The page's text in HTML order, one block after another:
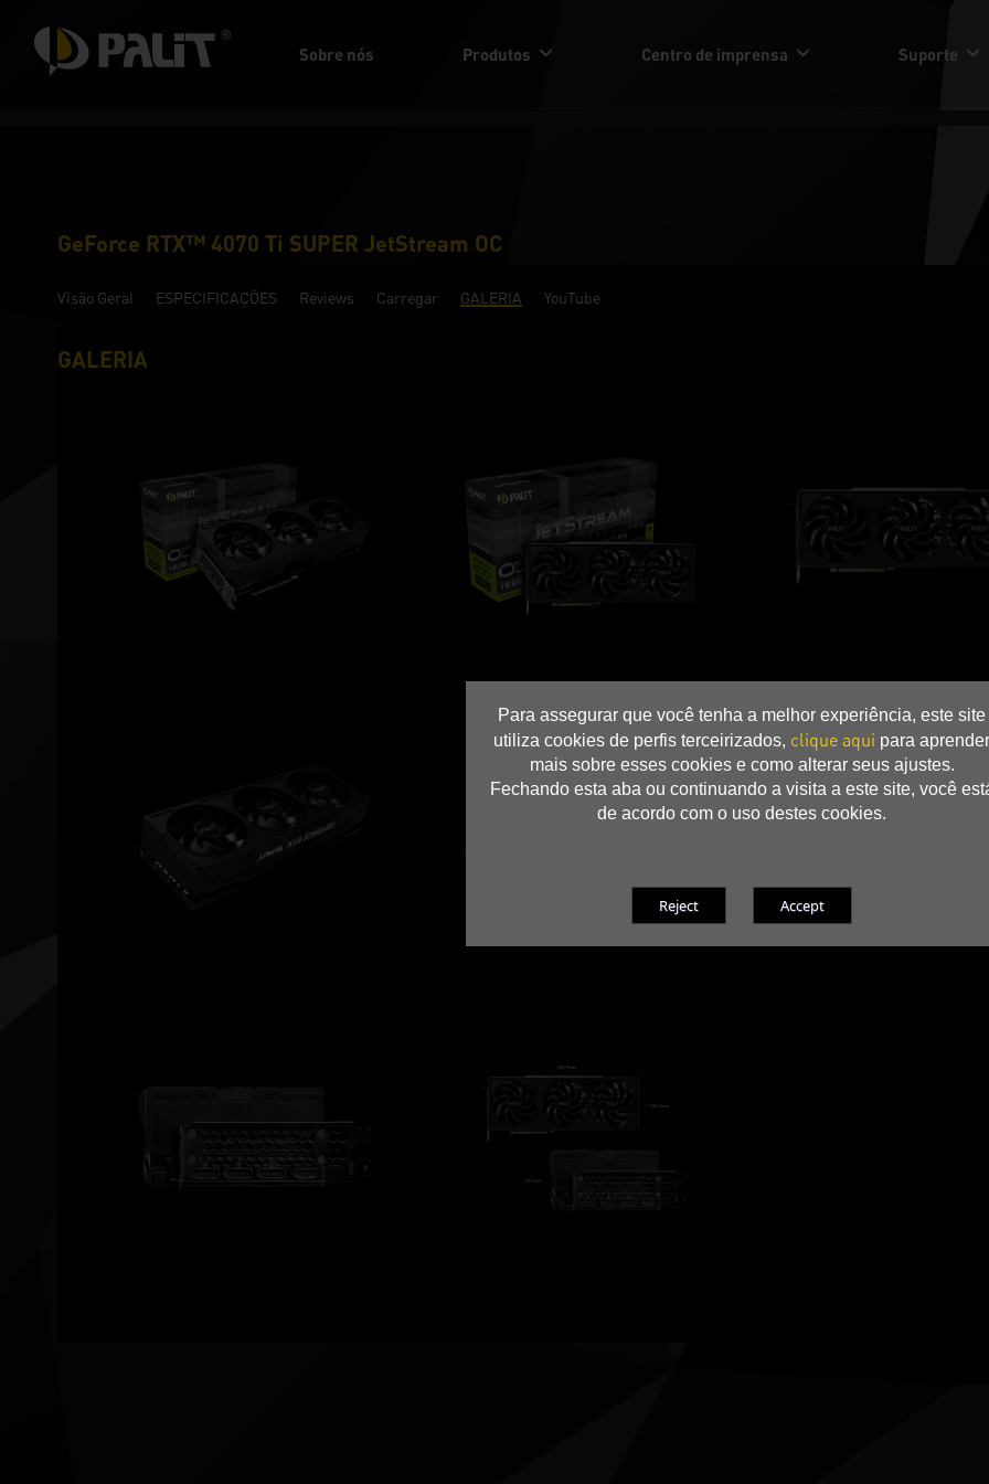
Para assegurar que você tenha a melhor experiência, este site
utiliza cookies de perfis terceirizados, clique aqui para aprender
mais sobre esses cookies e como alterar seus ajustes.
Fechando esta aba ou continuando a visita a este site, você
de acordo com o uso destes cookies.
Sobre nós Produtos Centro de imprensa Suporte
GeForce RTX™ 4070 Ti SUPER JetStream OC
Visão Geral ESPECIFICAÇÕES Reviews Carregar GALERIA YouTube
GALERIA